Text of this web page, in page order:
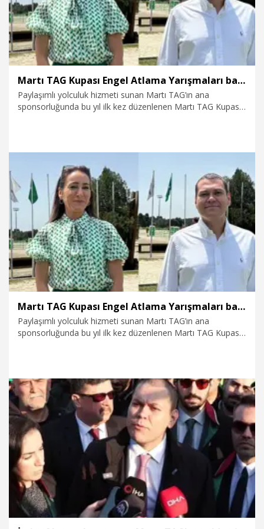
Martı TAG Kupası Engel Atlama Yarışmaları başladı
Paylaşımlı yolculuk hizmeti sunan Martı TAG’ın ana
sponsorluğunda bu yıl ilk kez düzenlenen Martı TAG Kupası
Martı TAG Kupası, Türkiye binicilik tarihinde bugüne kadar
sunulan en yüksek ödül kategorisine sahip ve her yarışma
sonrasında gerçekleşen seremonilerde kupalar sahibini
buluyor.
24.05.2025 Video
Martı TAG Kupası Engel Atlama Yarışmaları başladı
Paylaşımlı yolculuk hizmeti sunan Martı TAG’ın ana
sponsorluğunda bu yıl ilk kez düzenlenen Martı TAG Kupası
Martı TAG Kupası, Türkiye binicilik tarihinde bugüne kadar
sunulan en yüksek ödül kategorisine sahip ve her yarışma
sonrasında gerçekleşen seremonilerde kupalar sahibini
buluyor.
24.05.2025 Spor